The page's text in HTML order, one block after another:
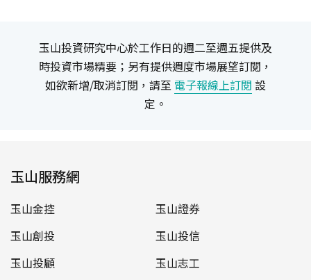
玉山投資研究中心於工作日的週二至週五提供及
時投資市場精要；另有提供週度市場展望訂閱，
如欲新增/取消訂閱，請至 電子報線上訂閱 設
定。
玉山服務網
玉山金控
玉山證券
玉山創投
玉山投信
玉山投顧
玉山志工